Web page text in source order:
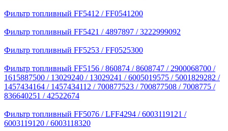
Фильтр топливный FF5412 / FF0541200
Фильтр топливный FF5421 / 4897897 / 3222999092
Фильтр топливный FF5253 / FF0525300
Фильтр топливный FF5156 / 860874 / 8608747 / 2900068700 /
1615887500 / 13029240 / 13029241 / 6005019575 / 5001829282 /
1457434164 / 1457434112 / 700877523 / 700877508 / 7008775 /
836640251 / 42522674
Фильтр топливный FF5076 / LFF4294 / 6003119121 /
6003119120 / 6003118320